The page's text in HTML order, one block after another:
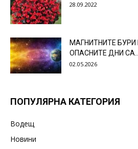
28.09.2022
МАГНИТНИТЕ
ОПАСНИТЕ ДНИ
02.05.2026
ПОПУЛЯРНА КАТЕГОРИЯ
Водещ
Новини